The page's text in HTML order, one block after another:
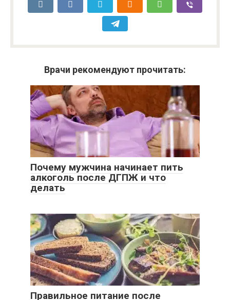
Врачи рекомендуют прочитать:
Почему мужчина начинает пить
алкоголь после ДГПЖ и что
делать
Правильное питание после